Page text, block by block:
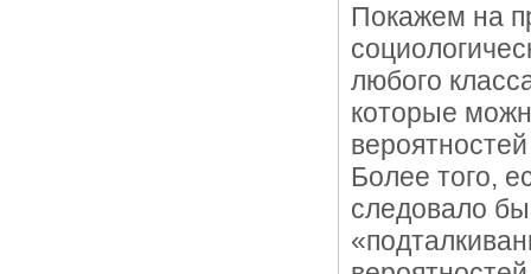
Покажем на
любого
которые
Более того,
следовало